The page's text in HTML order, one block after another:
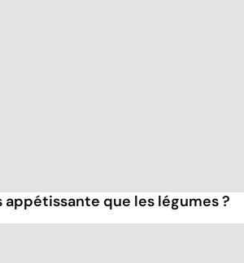
appétissante que les légumes ?